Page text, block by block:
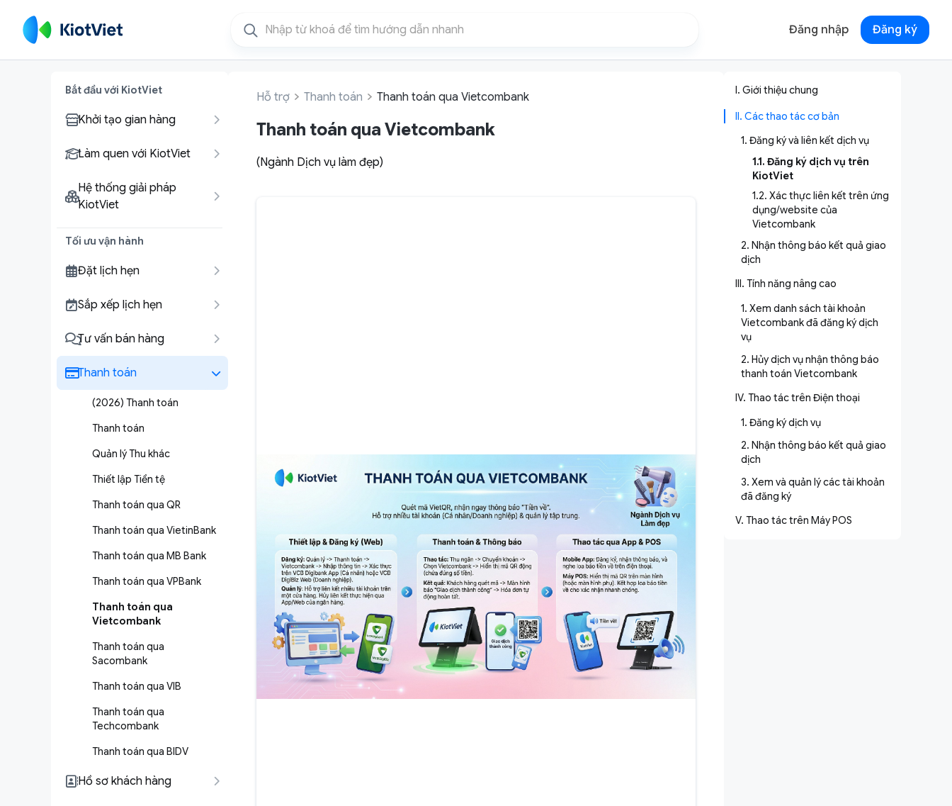
Đăng nhập Đăng ký
Bắt đầu với KiotViet
Khởi tạo gian hàng
Làm quen với KiotViet
Hệ thống giải pháp
KiotViet
Tối ưu vận hành
Đặt lịch hẹn
Sắp xếp lịch hẹn
Tư vấn bán hàng
Thanh toán
(2026) Thanh toán
Thanh toán
Quản lý Thu khác
Thiết lập Tiền tệ
Thanh toán qua QR
Thanh toán qua VietinBank
Thanh toán qua MB Bank
Thanh toán qua VPBank
Thanh toán qua
Vietcombank
Thanh toán qua
Sacombank
Thanh toán qua VIB
Thanh toán qua
Techcombank
Thanh toán qua BIDV
Hồ sơ khách hàng
Hỗ trợ Thanh toán Thanh toán qua Vietcombank
Thanh toán qua Vietcombank
(Ngành Dịch vụ làm đẹp)
I. Giới thiệu chung
II. Các thao tác cơ bản
1. Đăng ký và liên kết dịch vụ
1.1. Đăng ký dịch vụ trên
KiotViet
1.2. Xác thực liên kết trên ứng
dụng/website của
Vietcombank
2. Nhận thông báo kết quả giao
dịch
III. Tính năng nâng cao
1. Xem danh sách tài khoản
Vietcombank đã đăng ký dịch
vụ
2. Hủy dịch vụ nhận thông báo
thanh toán Vietcombank
IV. Thao tác trên Điện thoại
1. Đăng ký dịch vụ
2. Nhận thông báo kết quả giao
dịch
3. Xem và quản lý các tài khoản
đã đăng ký
V. Thao tác trên Máy POS